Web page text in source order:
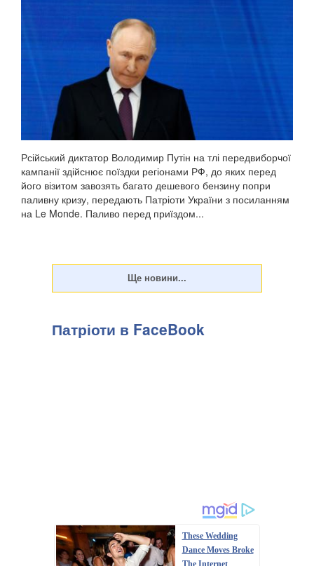
Рсійський диктатор Володимир Путін на тлі передвиборчої
кампанії здійснює поїздки регіонами РФ, до яких перед
його візитом завозять багато дешевого бензину попри
паливну кризу, передають Патріоти України з посиланням
на Le Monde. Паливо перед приїздом...
Патріоти в FaceBook
These Wedding
Dance Moves Broke